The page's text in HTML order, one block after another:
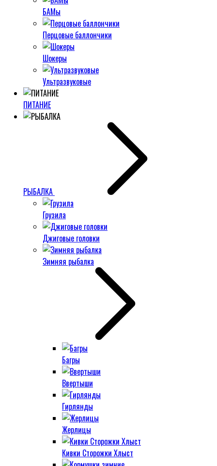
БАМы
Перцовые баллончики
Шокеры
Ультразвуковые
ПИТАНИЕ
РЫБАЛКА
Грузила
Джиговые головки
Зимняя рыбалка
Багры
Ввертыши
Гирлянды
Жерлицы
Кивки Сторожки Хлыст